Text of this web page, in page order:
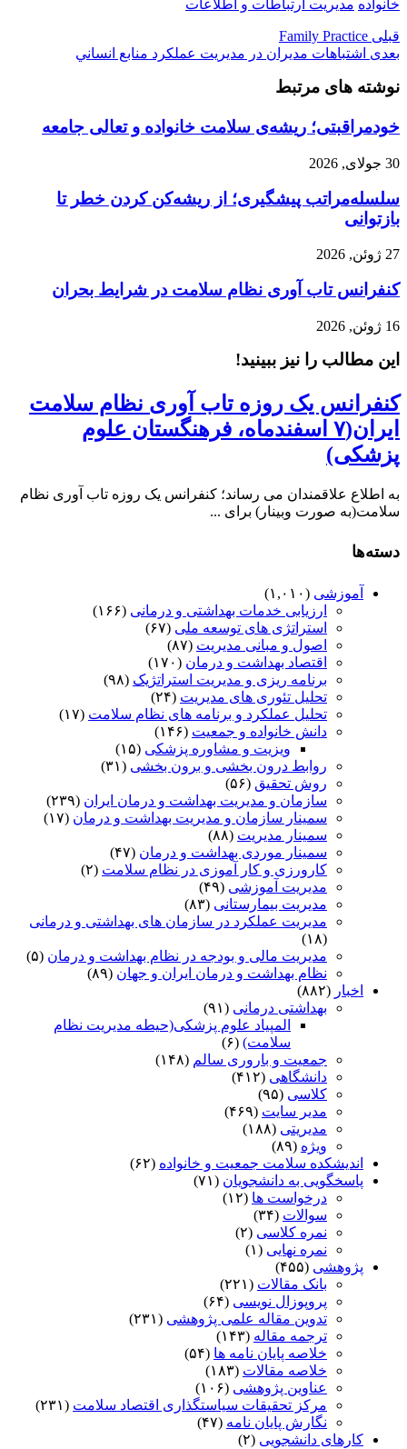
خانواده مدیریت ارتباطات و اطلاعات
قبلی
بعدی اشتباهات مديران در مديريت عملكرد منابع انساني
نوشته های مرتبط
خودمراقبتی؛ ریشه‌ی سلامت خانواده و تعالی جامعه
30 جولای, 2026
سلسله‌مراتب پیشگیری؛ از ریشه‌کن کردن خطر تا
بازتوانی
27 ژوئن, 2026
کنفرانس تاب آوری نظام سلامت در شرایط بحران
16 ژوئن, 2026
این مطالب را نیز ببینید!
کنفرانس یک روزه تاب آوری نظام سلامت
ایران(۷ اسفندماه، فرهنگستان علوم
پزشکی)
به اطلاع علاقمندان می رساند؛ کنفرانس یک روزه تاب آوری نظام
سلامت(به صورت وبینار) برای ...
دسته‌ها
آموزشی (۱,۰۱۰)
ارزیابی خدمات بهداشتی و درمانی (۱۶۶)
استراتژی های توسعه ملی (۶۷)
اصول و مبانی مدیریت (۸۷)
اقتصاد بهداشت و درمان (۱۷۰)
برنامه ریزی و مدیریت استراتژیک (۹۸)
تحلیل تئوری های مدیریت (۲۴)
تحلیل عملکرد و برنامه های نظام سلامت (۱۷)
دانش خانواده و جمعیت (۱۴۶)
ویزیت و مشاوره پزشکی (۱۵)
روابط درون بخشی و برون بخشی (۳۱)
روش تحقیق (۵۶)
سازمان و مدیریت بهداشت و درمان ایران (۲۳۹)
سمینار سازمان و مدیریت بهداشت و درمان (۱۷)
سمینار مدیریت (۸۸)
سمینار موردی بهداشت و درمان (۴۷)
کارورزی و کار آموزی در نظام سلامت (۲)
مدیریت آموزشی (۴۹)
مدیریت بیمارستانی (۸۳)
مدیریت عملکرد در سازمان های بهداشتی و درمانی
(۱۸)
مدیریت مالی و بودجه در نظام بهداشت و درمان (۵)
نظام بهداشت و درمان ایران و جهان (۸۹)
اخبار (۸۸۲)
بهداشتی درمانی (۹۱)
المپیاد علوم پزشکی(حیطه مدیریت نظام
سلامت) (۶)
جمعیت و باروری سالم (۱۴۸)
دانشگاهی (۴۱۲)
کلاسی (۹۵)
مدیر سایت (۴۶۹)
مدیریتی (۱۸۸)
ویژه (۸۹)
اندیشکده سلامت جمعیت و خانواده (۶۲)
پاسخگویی به دانشجویان (۷۱)
درخواست ها (۱۲)
سوالات (۳۴)
نمره کلاسی (۲)
نمره نهایی (۱)
پژوهشی (۴۵۵)
بانک مقالات (۲۲۱)
پروپوزال نویسی (۶۴)
تدوین مقاله علمی پژوهشی (۲۳۱)
ترجمه مقاله (۱۴۳)
خلاصه پایان نامه ها (۵۴)
خلاصه مقالات (۱۸۳)
عناوین پژوهشی (۱۰۶)
مرکز تحقیقات سیاستگذاری اقتصاد سلامت (۲۳۱)
نگارش پایان نامه (۴۷)
کارهای دانشجویی (۲)